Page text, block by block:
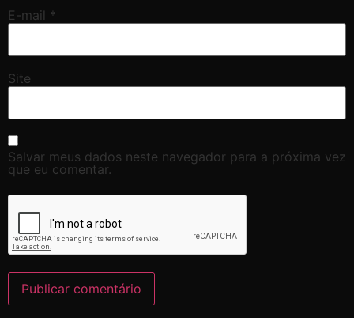
E-mail *
Site
Salvar meus dados neste navegador para a próxima vez
que eu comentar.